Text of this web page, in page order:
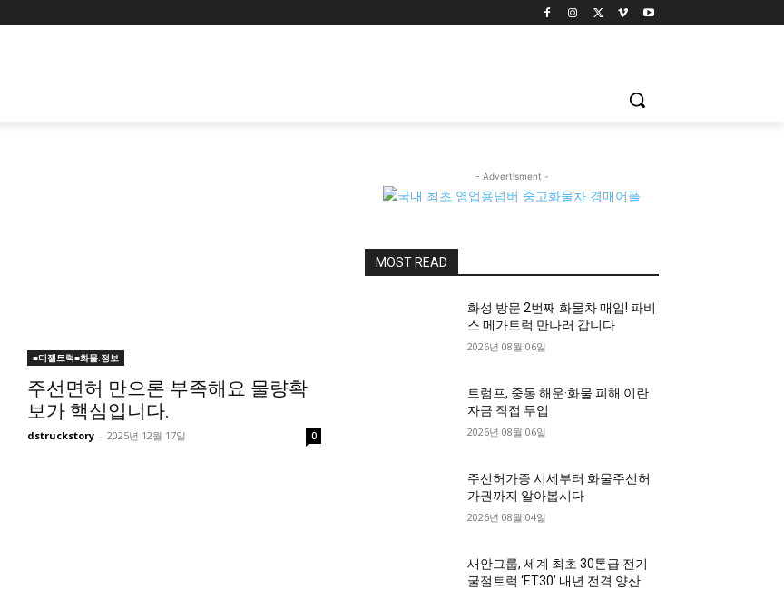
■디젤트럭■화물.정보
주선면허 만으론 부족해요 물량확
보가 핵심입니다.
dstruckstory - 2025년 12월 17일 0
- Advertisment -
MOST READ
화성 방문 2번째 화물차 매입! 파비
스 메가트럭 만나러 갑니다
2026년 08월 06일
트럼프, 중동 해운·화물 피해 이란
자금 직접 투입
2026년 08월 06일
주선허가증 시세부터 화물주선허
가권까지 알아봅시다
2026년 08월 04일
새안그룹, 세계 최초 30톤급 전기
굴절트럭 ‘ET30’ 내년 전격 양산